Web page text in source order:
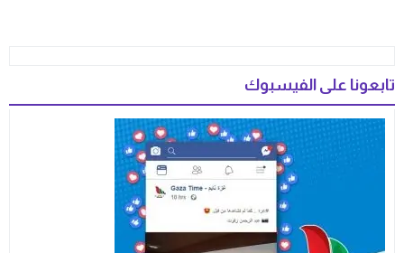
تابعونا على الفيسبوك